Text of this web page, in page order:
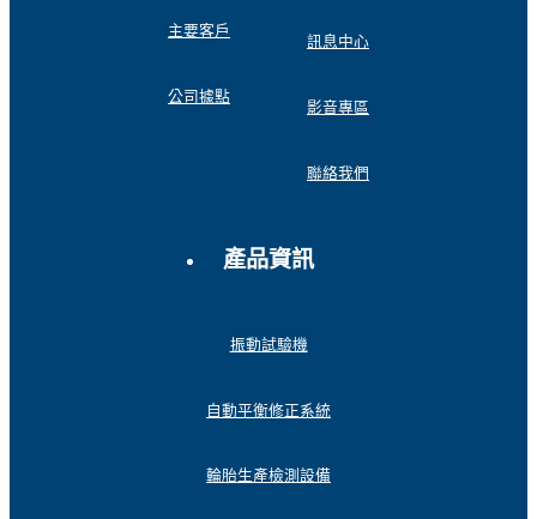
主要客戶
公司據點
訊息中心
影音專區
聯絡我們
產品資訊
振動試驗機
自動平衡修正系統
輪胎生產檢測設備